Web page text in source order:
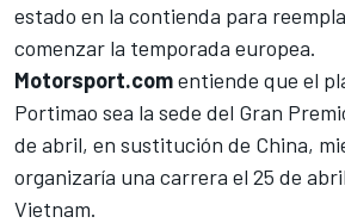
estado en la contienda para
comenzar la temporada europea.
Motorsport.comentiende que el
Portimao sea la sede del Gran
de abril, en sustitución de China,
organizaría una carrera el 25 de
Vietnam.